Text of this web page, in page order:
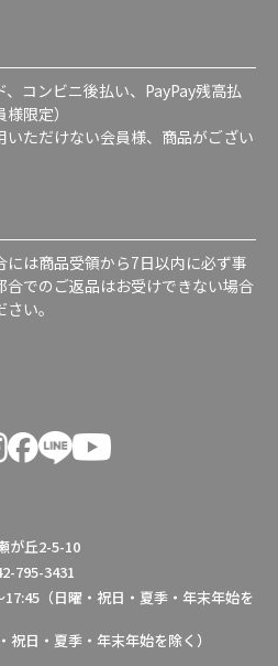
コンビニ後払い、PayPay残高払
限定）
ただけない会員様、商品がござい
は商品受領から7日以内に必ず事
合でのご返品はお受けできない場合
い。
が丘2-5-10
795-3431
（日曜・祝日・夏季・年末年始を
祝日・夏季・年末年始を除く）